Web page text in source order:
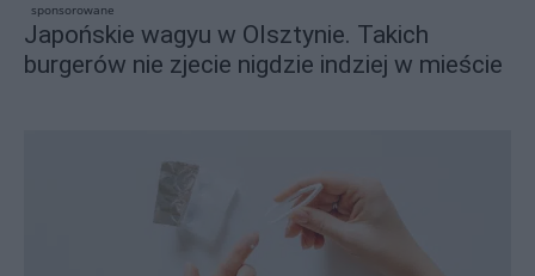
sponsorowane
Japońskie wagyu w Olsztynie. Takich
burgerów nie zjecie nigdzie indziej w mieście